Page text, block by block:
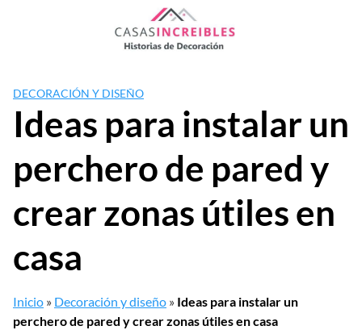
DECORACIÓN Y DISEÑO
Ideas para instalar un
perchero de pared y
crear zonas útiles en
casa
Inicio » Decoración y diseño » Ideas para instalar un
perchero de pared y crear zonas útiles en casa